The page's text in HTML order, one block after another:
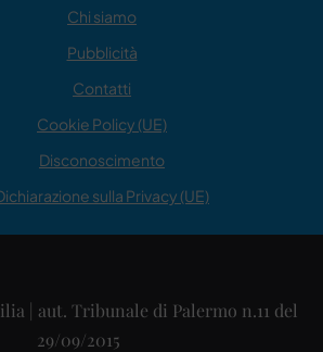
Chi siamo
Pubblicità
Contatti
Cookie Policy (UE)
Disconoscimento
sulla Privacy (UE)
| aut. Tribunale di Palermo n.11 del
29/09/2015